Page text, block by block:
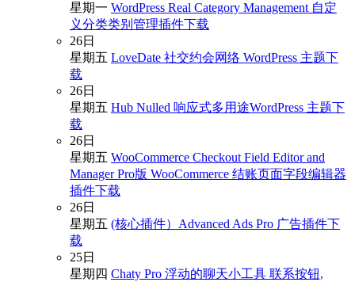
星期一 WordPress Real Category Management 自定
义分类类别管理插件下载
26日
星期五 LoveDate 社交约会网络 WordPress 主题下
载
26日
星期五 Hub Nulled 响应式多用途WordPress 主题下
载
26日
星期五 WooCommerce Checkout Field Editor and
Manager Pro版 WooCommerce 结账页面字段编辑器
插件下载
26日
星期五 (核心插件）Advanced Ads Pro 广告插件下
载
25日
星期四 Chaty Pro 浮动的聊天小工具 联系按钮,